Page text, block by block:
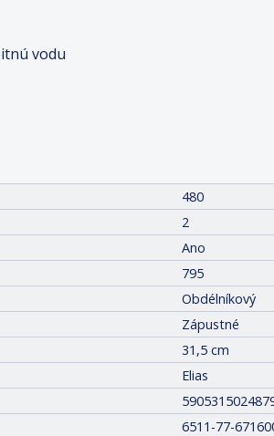
vodu
480
2
Ano
795
Obdélníkový
Zápustné
31,5 cm
Elias
6511-77-